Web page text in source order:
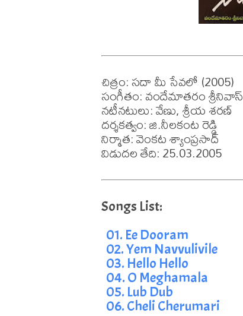
చిత్రం: సదా మీ సేవలో (2005)
సంగీతం: వందేమాతరం శ్రీనివాస్
నటీనటులు: వేణు, శ్రీయ శరణ్
దర్శకత్వం: జి.నీలకంట రెడ్డి
నిర్మాత: వెంకట శ్యాంప్రసాద్
విడుదల తేది: 25.03.2005
01. Ee Dooram
02. Yem Navvulivile
03. Hello Hello
04. O Meghamala
05. Lub Dub
06. Cheli Cherumari